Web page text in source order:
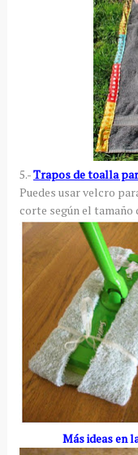
5.-Trapos de toalla
Puedes usar velcro
corte según el tamaño
Más ideas en